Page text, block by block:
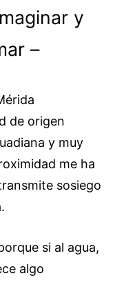
y
–
de origen
y muy
me ha
sosiego
si al agua,
algo